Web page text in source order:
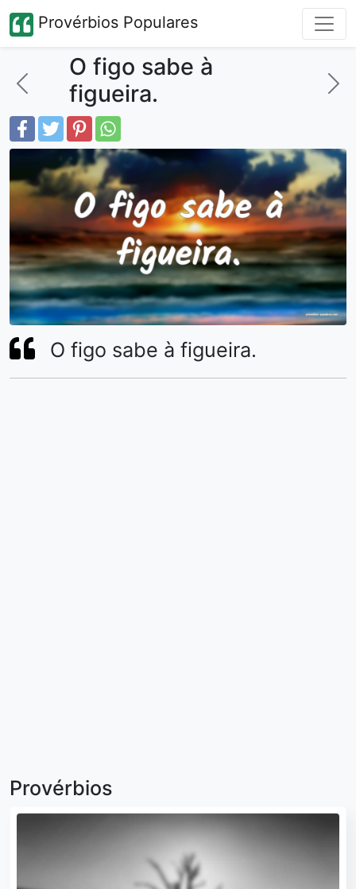
Provérbios Populares
O figo sabe à
figueira.
O figo sabe à figueira.
Provérbios